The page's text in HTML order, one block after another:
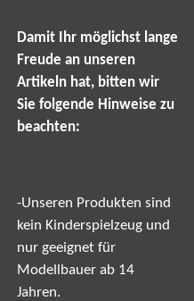
Damit Ihr möglichst lange
Freude an unseren
Artikeln hat, bitten wir
Sie folgende Hinweise zu
beachten:
-Unseren Produkten sind
kein Kinderspielzeug und
nur geeignet für
Modellbauer ab 14
Jahren.